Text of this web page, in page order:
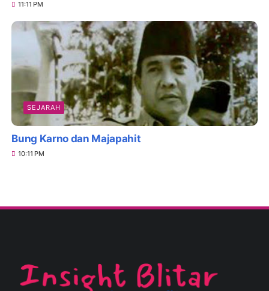
11:11 PM
SEJARAH
Bung Karno dan Majapahit
10:11 PM